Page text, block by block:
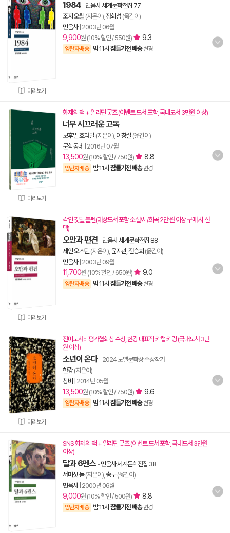
미리보기
1984- 민음사 세계문학전집 77
조지 오웰 (지은이), 정회성 (옮긴이)
민음사| 2003년 06월
9,900원 (10% 할인 / 550원) 9.3
양탄자배송 밤 11시 잠들기전 배송 변경
미리보기
화제의 책 + 알라딘 굿즈 (이벤트 도서 포함, 국내도서 3만원 이상)
너무 시끄러운 고독
보후밀 흐라발(지은이), 이창실 (옮긴이)
문학동네
2016년 07월
13,500원 (10% 할인 / 750원) 8.8
양탄자배송 밤 11시 잠들기전 배송 변경
미리보기
각인 깃털 볼펜(대상도서 포함 소설/시/희곡 2만 원 이상 구매 시 선
택)
오만과 편견 - 민음사 세계문학전집 88
제인 오스틴 (지은이), 윤지관, 전승희 (옮긴이)
민음사| 2003년 09월
11,700원 (10% 할인 / 650원) 9.0
양탄자배송 밤 11시 잠들기전 배송 변경
미리보기
전미도서비평가협회상 수상, 한강 대표작 키캡 키링 (국내도서 3만
원 이상)
소년이 온다- 2024 노벨문학상 수상작가
한강(지은이)
창비
2014년 05월
13,500원 (10% 할인 / 750원) 9.6
양탄자배송 밤 11시 잠들기전 배송 변경
SNS 화제의 책 + 알라딘 굿즈 (이벤트 도서 포함, 국내도서 3만원
이상)
달과 6펜스 - 민음사 세계문학전집 38
서머싯 몸(지은이), 송무(옮긴이)
민음사| 2000년 06월
9,000원 (10% 할인 / 500원) 8.8
양탄자배송 밤 11시 잠들기전 배송 변경